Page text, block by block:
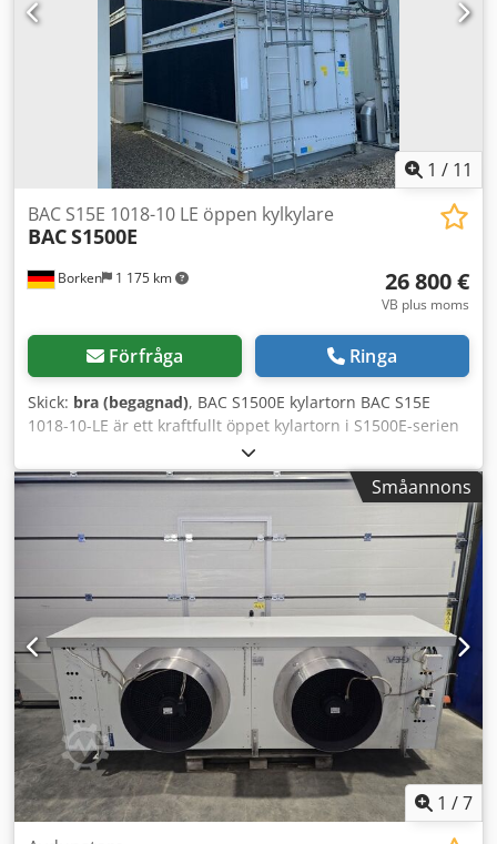
1 / 11
Borken 1 175 km
BAC S15E 1018-10 LE öppen kylkylare
BACS1500E
26 800 €
VB plus moms
Förfråga Ringa
Skick: bra (begagnad), BAC S1500E kylartorn BAC S15E
1018-10-LE är ett kraftfullt öppet kylartorn i S1500E-serien
från Baltimore Aircoil Company (BAC). Denna specifika
modell är utformad för industriella kylapplikationer och
stora HVAC-system där hög verkningsgrad och enkel
service är avgörande. Teknologi Patenterat BACross III-
fyllmedelssystem möjliggör enkel inspektion av lamellerna
Credsynkbmjpfx Ahajf Huvudsakliga egenskaper hos
S1500E-serien - Underhållsåtkomst: Stor, inåtgående
servicelucka och interna underhållsplattformar möjliggör
att tekniker kan utföra inspektioner bekvämt stående inuti
enheten. - Hygienkontroll: Konstruktionen minimerar
stillastående vatten och de särskilda luftintagssektionerna
skyddar mot solljus, vilket minskar algtillväxt. - Flexibilitet:
Ensidigt luftintag gör att kylartornet kan installeras även i
trånga utrymmen eller direkt mot väggar. - Material:
Förzinkat stål med Baltibond-hybridbeläggning. Typiska
användningsområden - Industriell kylning: Processkylning i
Småannons
1 /7